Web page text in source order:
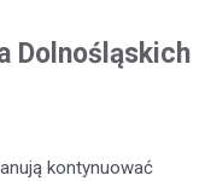
Dolnośląskich
kontynuować